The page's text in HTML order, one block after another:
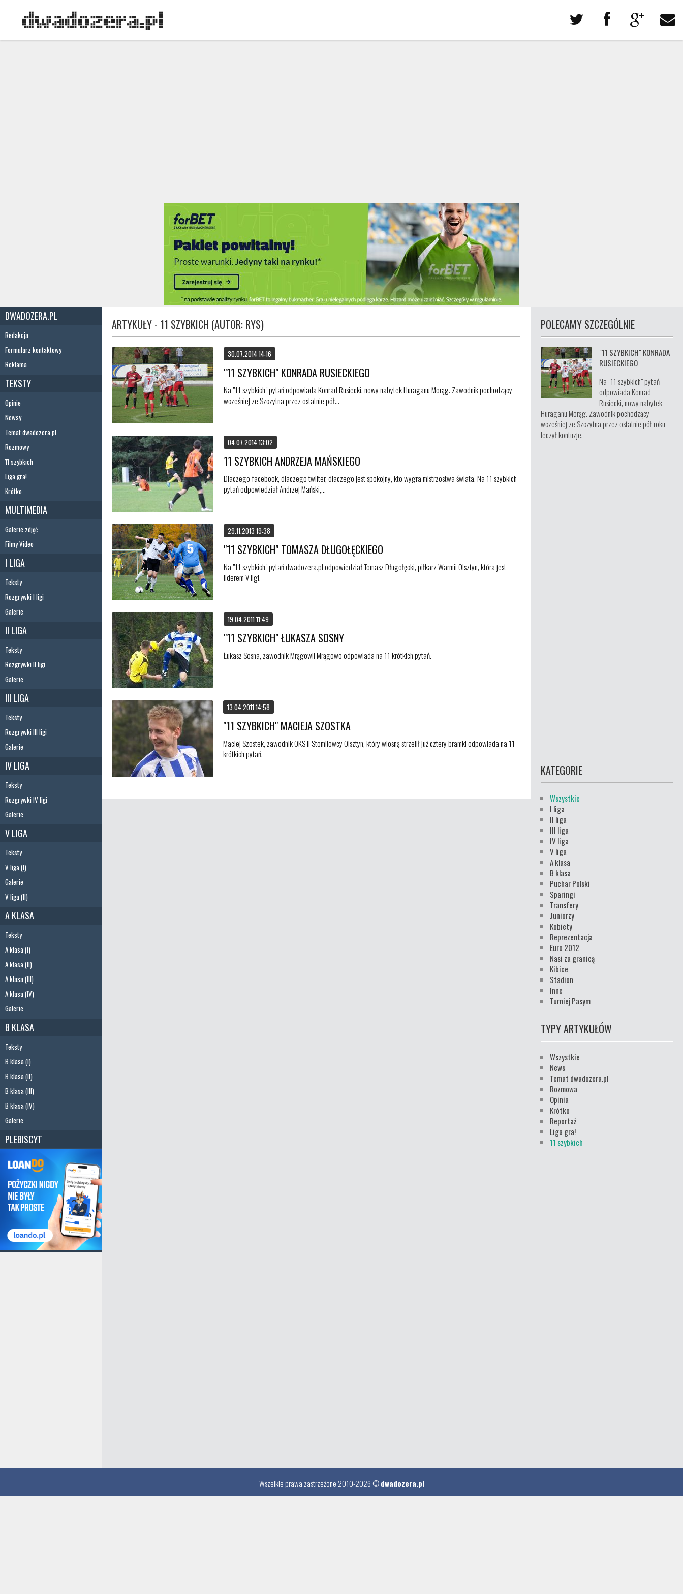
DWADOZERA.PL
Redakcja
Formularz kontaktowy
Reklama
TEKSTY
Opinie
Newsy
Temat dwadozera.pl
Rozmowy
11 szybkich
Liga gra!
Krótko
MULTIMEDIA
Galerie zdjęć
Filmy Video
I LIGA
Teksty
Rozgrywki I ligi
Galerie
II LIGA
Teksty
Rozgrywki II ligi
Galerie
III LIGA
Teksty
Rozgrywki III ligi
Galerie
IV LIGA
Teksty
Rozgrywki IV ligi
Galerie
V LIGA
Teksty
V liga (I)
Galerie
V liga (II)
A KLASA
Teksty
A klasa (I)
A klasa (II)
A klasa (III)
A klasa (IV)
Galerie
B KLASA
Teksty
B klasa (I)
B klasa (II)
B klasa (III)
B klasa (IV)
Galerie
PLEBISCYT
ARTYKUŁY - 11 SZYBKICH (AUTOR: RYS)
30.07.2014 14:16
"11 SZYBKICH" KONRADA RUSIECKIEGO
Na "11 szybkich" pytań odpowiada Konrad Rusiecki, nowy nabytek Huraganu Morąg. Zawodnik pochodzący
wcześniej ze Szczytna przez ostatnie pół...
04.07.2014 13:02
11 SZYBKICH ANDRZEJA MAŃSKIEGO
Dlaczego facebook, dlaczego twiiter, dlaczego jest spokojny, kto wygra mistrzostwa świata. Na 11 szybkich
pytań odpowiedział Andrzej Mański,...
29.11.2013 19:38
"11 SZYBKICH" TOMASZA DŁUGOŁĘCKIEGO
Na "11 szybkich" pytań dwadozera.pl odpowiedział Tomasz Długołęcki, piłkarz Warmii Olsztyn, która jest
liderem V ligi.
19.04.2011 11:49
"11 SZYBKICH" ŁUKASZA SOSNY
Łukasz Sosna, zawodnik Mrągowii Mrągowo odpowiada na 11 krótkich pytań.
13.04.2011 14:58
"11 SZYBKICH" MACIEJA SZOSTKA
Maciej Szostek, zawodnik OKS II Stomilowcy Olsztyn, który wiosną strzelił już cztery bramki odpowiada na 11
krótkich pytań.
POLECAMY SZCZEGÓLNIE
"11 SZYBKICH" KONRADA
RUSIECKIEGO
Na "11 szybkich" pytań
odpowiada Konrad
Rusiecki, nowy nabytek
Huraganu Morąg. Zawodnik pochodzący
wcześniej ze Szczytna przez ostatnie pół roku
leczył kontuzje.
KATEGORIE
Wszystkie
I liga
II liga
III liga
IV liga
V liga
A klasa
B klasa
Puchar Polski
Sparingi
Transfery
Juniorzy
Kobiety
Reprezentacja
Euro 2012
Nasi za granicą
Kibice
Stadion
Inne
Turniej Pasym
TYPY ARTYKUŁÓW
Wszystkie
News
Temat dwadozera.pl
Rozmowa
Opinia
Krótko
Reportaż
Liga gra!
11 szybkich
Wszelkie prawa zastrzeżone 2010-2026 ©dwadozera.pl